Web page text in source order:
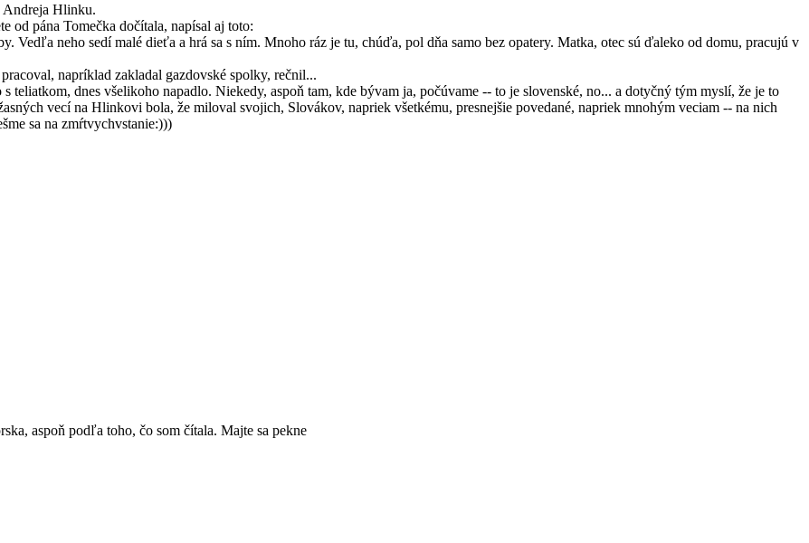
Andreja Hlinku.
od pána Tomečka dočítala, napísal aj toto:
Vedľa neho sedí malé dieťa a hrá sa s ním. Mnoho ráz je tu, chúďa, pol dňa samo bez opatery. Matka, otec sú ďaleko od domu, pracujú v
napríklad zakladal gazdovské spolky, rečnil...
dnes všelikoho napadlo. Niekedy, aspoň tam, kde bývam ja, počúvame -- to je slovenské, no... a dotyčný tým myslí, že je to
vecí na Hlinkovi bola, že miloval svojich, Slovákov, napriek všetkému, presnejšie povedané, napriek mnohým veciam -- na nich
sa na zmŕtvychvstanie:)))
aspoň podľa toho, čo som čítala. Majte sa pekne